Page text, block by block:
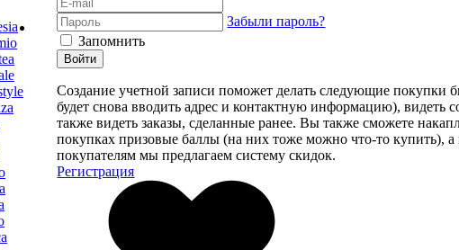
Забыли пароль?
Запомнить
Войти
Создание учетной записи поможет делать следующие покупки
будет снова вводить адрес и контактную информацию), видеть
также видеть заказы, сделанные ранее. Вы также сможете
покупках призовые баллы (на них тоже можно что-то купить),
покупателям мы предлагаем систему скидок.
Регистрация